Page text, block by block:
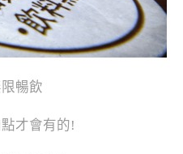
暢飲
才會有的!